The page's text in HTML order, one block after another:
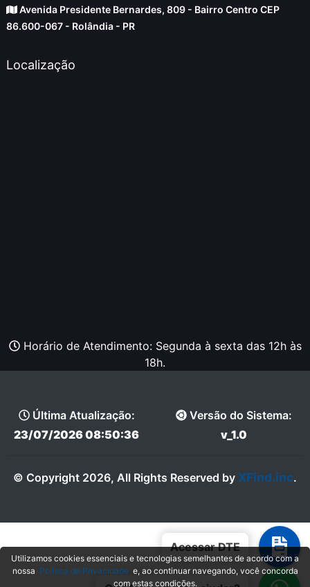
Acessar DTE
Avenida Presidente Bernardes, 809 - Bairro Centro CEP
86.600-067 - Rolândia - PR
Localização
Horário de Atendimento: Segunda à sexta das 12h às
18h.
Última Atualização:
23/07/2026 08:50:36
Versão do Sistema:
v_1.0
© Copyright 2026, All Rights Reserved by XFind.inc.
Utilizamos cookies essenciais e tecnologias semelhantes de acordo com a
nossa Política de Privacidadee, ao continuar navegando, você concorda
com estas condições.